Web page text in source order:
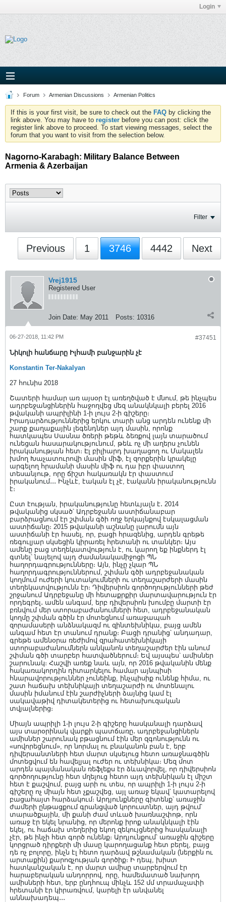
Login
Forum Armenian Discussions Armenian Politics
If this is your first visit, be sure to check out the FAQ by clicking the
link above. You may have to register before you can post: click the
register link above to proceed. To start viewing messages, select the
forum that you want to visit from the selection below.
Nagorno-Karabagh: Military Balance Between
Armenia & Azerbaijan
Filter
Previous 1 3746 4442 Next
Vrej1915
Registered User
Join Date: May 2011 Posts: 10316
#37451
06-27-2018, 11:42 PM
Նիկոլի հանճարը Իլհամի բանջարին չէ
Konstantin Ter-Nakalyan
27 հունիս 2018
Շատերի համար առ այսօր էլ առեղծված է մնում, թե ինչպես
ադրբեջանցիներին հաջողվեց մեզ անակնկալի բերել 2016
թվականի ապրիլինի 1-ի լույս 2-ի գիշերը։
Իրադարձություններից երկու տարի անց արդեն ունենք մի
շարք քաղաքային լեգենդներ այդ մասին, որոնք
հատկապես Սասնա ծռերի թեթև ձեռքով լայն տարածում
ունեցան հասարակությունում, թեև ոչ մի աղերս չունեն
իրականության հետ։ Էլ բիլիարդ խաղացող ու Մակալեն
խմող Խաչատուրովի մասին միֆ, էլ զորքերին կրակելը
արգելող հրամանի մասին միֆ ու դա իբր փաստող
տեսանյութ, որը ճիշտ հակառակն էր փաստում
իրականում․․․ Ինչևէ, էական էլ չէ, էականն իրականությունն
է։
Ըստ էության, իրականությունը հետևյալն է․ 2014
թվականից սկսած՝ Ադրբեջանն աստիճանաբար
բարձրացնում էր շփման գծի ողջ երկայնքով էսկալացման
աստիճանը։ 2015 թվականի աշնանը լարումն այն
աստիճանի էր հասել, որ, բացի հրազենից, արդեն գրեթե
ռեգուլյար սկսեցին կիրառել հրետանի ու տանկեր։ Այս
ամենը բաց տեղեկատվություն է, ու կարող եք ինքներդ էլ
գտնել՝ նայելով այդ ժամանակամիջոցի ՊՆ
հաղորդագրությունները։ Այն, ինչը չկար ՊՆ
հաղորդագրություններում, շփման գծի ադրբեջանական
կողմում ուժերի կուտակումների ու տեղաշարժերի մասին
տեղեկատվությունն էր։ Դիվերսիոն գործողությունների թեժ
շրջանում Ադրբեջանը մի հետաքրքիր մարտավարություն էր
որդեգրել․ ամեն անգամ, երբ դիվերսիոն խումբը մարտի էր
բռնվում մեր ստորաբաժանումների հետ, ադրբեջանական
կողմը շփման գծին էր մոտեցնում առաջապահ
զորամասերի անձնակազմ ու զինտեխնիկա, բայց ամեն
անգամ հետ էր տանում դրանք։ Բացի դրանից՝ անդադար,
գրեթե ամենօրա ռեժիմով զրահատեխնիկայի
ստորաբաժանումներն անկանոն տեղաշարժեր էին անում
շփման գծի տարբեր հատվածներում։ Եվ այսպես՝ ամիսներ
շարունակ։ Հաշվի առեք նաև այն, որ 2016 թվականին մենք
հակառակորդին դիտարկելու համար այնպիսի
հնարավորություններ չունեինք, ինչպիսիք ունենք հիմա, ու
շատ հաճախ տեխնիկայի տեղաշարժի ու մոտենալու
մասին իմանում էին շարժիչների ձայնից կամ էլ
սակավաթիվ դիտակետերից ու հետախուզական
տվյալներից։
Միայն ապրիլի 1-ի լույս 2-ի գիշերը հասկանալի դարձավ
այս տարօրինակ վարքի պատճառը․ ադրբեջանցիներն
ամիսներ շարունակ բթացնում էին մեր զգոնությունն ու
«սովորեցնում», որ նորմալ ու բնականոն բան է, երբ
դիվերսանտների հետ մարտ սկսելուց հետո առաջնագծին
մոտեցվում են հավելյալ ուժեր ու տեխնիկա։ Մեզ մոտ
արդեն պայմանական ռեֆլեքս էր ձևավորվել, որ դիվերսիոն
գործողությունը հետ մղելուց հետո այդ տեխնիկան էլ միշտ
հետ է քաշվում, բայց արի ու տես, որ ապրիլի 1-ի լույս 2-ի
գիշերը ոչ միայն հետ չքաշվեց, այլ առաջ եկավ՝ կատարելով
բացահայտ հարձակում։ Արդյունքները գիտենք՝ առաջին
ժամերի ընթացքում գրանցված կորուստներ, այդ թվում՝
տարածքային, մի քանի ժամ տևած խառնաշփոթ, որն
առաջ էր եկել նրանից, որ մերոնք իրոք անակնկալի էին
եկել, ու հաճախ տեղերից եկող զեկույցներից հասկանալի
չէր, թե ինչի հետ գործ ունենք։ Արդյունքում՝ առաջին գիշերը
կորցրած դիրքերի մի մասը կարողացանք հետ բերել, բայց
դե ոչ բոլորը, ինչն էլ հետո դարձավ թշնամական (ներքին ու
արտաքին) քարոզչության գործիք։ Ի դեպ, խիստ
հատկանշական է, որ մարտ ամիսը տարբերվում էր
հարաբերական անդորրով, որը, համեմատած նախորդ
ամիսների հետ, երբ ընդհուպ մինչև 152 մմ տրամաչափի
հրետանի էր կիրառվում, կարելի էր անվանել
աննախադեպ․․․